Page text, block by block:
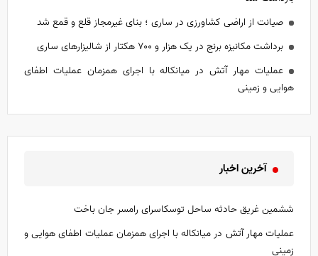
صیانت از اراضی کشاورزی در ساری ؛ بنای غیرمجاز قلع و قمع شد
برداشت مکانیزه برنج در یک‌ هزار و ۷۰۰ هکتار از شالیزار‌های ساری
عملیات مهار آتش در میانکاله با اجرای همزمان عملیات اطفای
هوایی و زمینی
آخرین اخبار
ششمین غریق حادثه ساحل توسکاسرای رامسر جان باخت
عملیات مهار آتش در میانکاله با اجرای همزمان عملیات اطفای هوایی و
زمینی